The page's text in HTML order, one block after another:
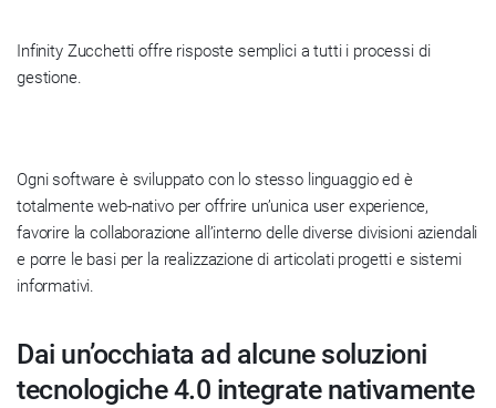
Infinity Zucchetti offre risposte semplici a tutti i processi di
gestione.
Ogni software è sviluppato con lo stesso linguaggio ed è
totalmente web-nativo per offrire un’unica user experience,
favorire la collaborazione all’interno delle diverse divisioni aziendali
e porre le basi per la realizzazione di articolati progetti e sistemi
informativi.
Dai un’occhiata ad alcune soluzioni
tecnologiche 4.0 integrate nativamente